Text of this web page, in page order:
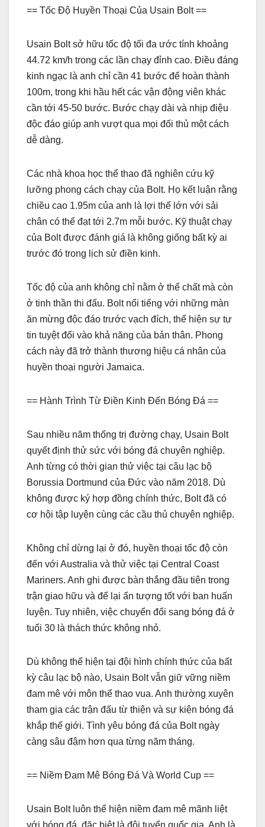
== Tốc Độ Huyền Thoại Của Usain Bolt ==
Usain Bolt sở hữu tốc độ tối đa ước tính khoảng
44.72 km/h trong các lần chạy đỉnh cao. Điều đáng
kinh ngạc là anh chỉ cần 41 bước để hoàn thành
100m, trong khi hầu hết các vận động viên khác
cần tới 45-50 bước. Bước chạy dài và nhịp điệu
độc đáo giúp anh vượt qua mọi đối thủ một cách
dễ dàng.
Các nhà khoa học thể thao đã nghiên cứu kỹ
lưỡng phong cách chạy của Bolt. Họ kết luận rằng
chiều cao 1.95m của anh là lợi thế lớn với sải
chân có thể đạt tới 2.7m mỗi bước. Kỹ thuật chạy
của Bolt được đánh giá là không giống bất kỳ ai
trước đó trong lịch sử điền kinh.
Tốc độ của anh không chỉ nằm ở thể chất mà còn
ở tinh thần thi đấu. Bolt nổi tiếng với những màn
ăn mừng độc đáo trước vạch đích, thể hiện sự tự
tin tuyệt đối vào khả năng của bản thân. Phong
cách này đã trở thành thương hiệu cá nhân của
huyền thoại người Jamaica.
== Hành Trình Từ Điền Kinh Đến Bóng Đá ==
Sau nhiều năm thống trị đường chạy, Usain Bolt
quyết định thử sức với bóng đá chuyên nghiệp.
Anh từng có thời gian thử việc tại câu lạc bộ
Borussia Dortmund của Đức vào năm 2018. Dù
không được ký hợp đồng chính thức, Bolt đã có
cơ hội tập luyện cùng các cầu thủ chuyên nghiệp.
Không chỉ dừng lại ở đó, huyền thoại tốc độ còn
đến với Australia và thử việc tại Central Coast
Mariners. Anh ghi được bàn thắng đầu tiên trong
trận giao hữu và để lại ấn tượng tốt với ban huấn
luyện. Tuy nhiên, việc chuyển đổi sang bóng đá ở
tuổi 30 là thách thức không nhỏ.
Dù không thể hiện tại đội hình chính thức của bất
kỳ câu lạc bộ nào, Usain Bolt vẫn giữ vững niềm
đam mê với môn thể thao vua. Anh thường xuyên
tham gia các trận đấu từ thiện và sự kiện bóng đá
khắp thế giới. Tình yêu bóng đá của Bolt ngày
càng sâu đậm hơn qua từng năm tháng.
== Niềm Đam Mê Bóng Đá Và World Cup ==
Usain Bolt luôn thể hiện niềm đam mê mãnh liệt
với bóng đá, đặc biệt là đội tuyển quốc gia. Anh là